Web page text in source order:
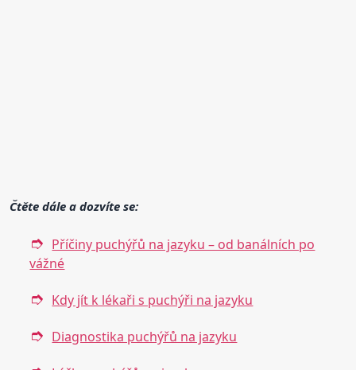
Čtěte dále a dozvíte se:
Příčiny puchýřů na jazyku – od banálních po
vážné
Kdy jít k lékaři s puchýři na jazyku
Diagnostika puchýřů na jazyku